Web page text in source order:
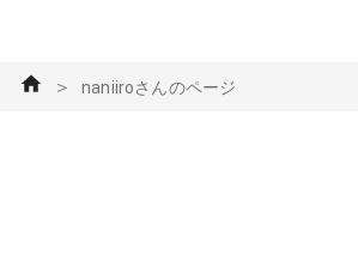
＞ naniiroさんのページ